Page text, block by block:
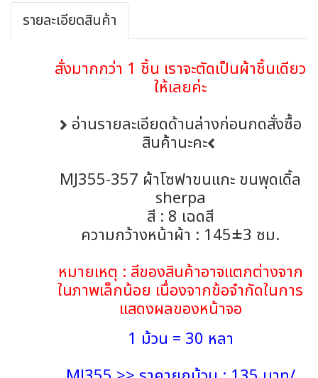
รายละเอียดสินค้า
สั่งมากกว่า 1 ชิ้น เราจะตัดเป็นผ้าชิ้นเดียว
ให้เลยค่ะ
อ่านรายละเอียดด้านล่างก่อนกดสั่งซื้อ
สินค้านะคะ
MJ355-357 ผ้าโซฟาขนแกะ ขนพุดเดิ้ล
sherpa
สี : 8 เฉดสี
ความกว้างหน้าผ้า : 145±3 ซม.
หมายเหตุ : สีของสินค้าอาจแตกต่างจาก
ในภาพเล็กน้อย เนื่องจากข้อจำกัดในการ
แสดงผลของหน้าจอ
1 ม้วน = 30 หลา